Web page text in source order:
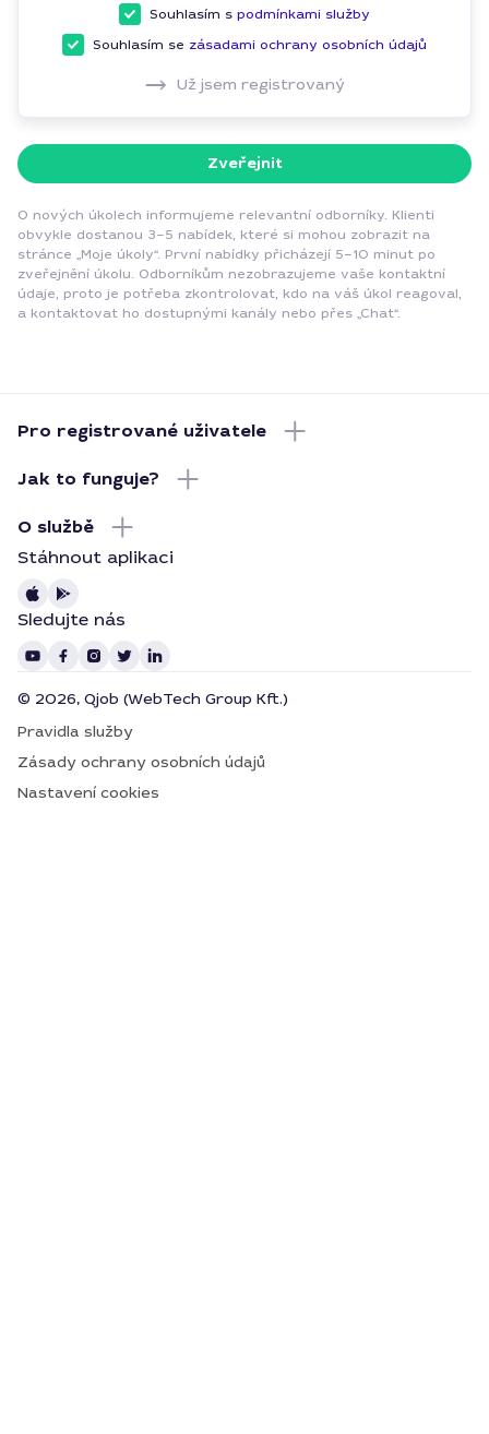
Souhlasím s podmínkami služby
Souhlasím se zásadami ochrany osobních údajů
Už jsem registrovaný
Zveřejnit
O nových úkolech informujeme relevantní odborníky. Klienti
obvykle dostanou 3–5 nabídek, které si mohou zobrazit na
stránce „Moje úkoly“. První nabídky přicházejí 5–10 minut po
zveřejnění úkolu. Odborníkům nezobrazujeme vaše kontaktní
údaje, proto je potřeba zkontrolovat, kdo na váš úkol reagoval,
a kontaktovat ho dostupnými kanály nebo přes „Chat“.
Pro registrované uživatele
Jak to funguje?
O službě
Stáhnout aplikaci
Sledujte nás
© 2026, Qjob (WebTech Group Kft.)
Pravidla služby
Zásady ochrany osobních údajů
Nastavení cookies